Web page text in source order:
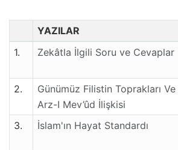
YAZILAR
1.
Zekâtla İlgili Soru ve Cevaplar
2.
Günümüz Filistin Toprakları Ve
Arz-I Mev’ûd İlişkisi
3.
İslam'ın Hayat Standardı